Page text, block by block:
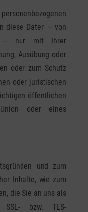
diese Daten – von
– nur mit Ihrer
Ausübung oder
oder zum Schutz
oder juristischen
öffentlichen
oder eines
und zum
Inhalte, wie zum
die Sie an uns als
SSL- bzw. TLS-